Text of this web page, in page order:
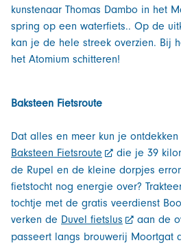
kunstenaar Thomas Dambo in het
spring op een waterfiets.. Op de
kan je de hele streek overzien. Bij
het Atomium schitteren!
Baksteen Fietsroute
Dat alles en meer kun je ontdekken
Baksteen Fietsroute
die je 39
de Rupel en de kleine dorpjes
fietstocht nog energie over?
tochtje met de gratis veerdienst
verken de Duvel fietslus
aan de
passeert langs brouwerij Moortgat